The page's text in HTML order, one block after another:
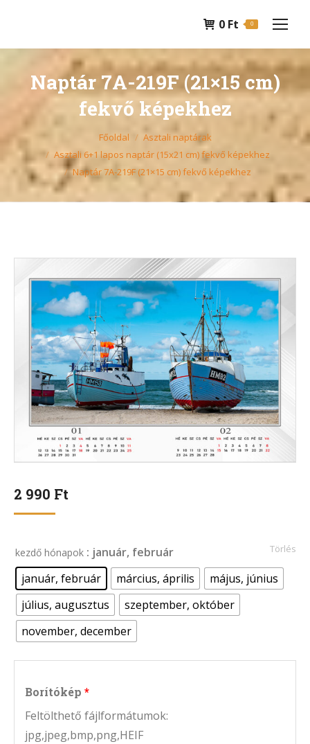
0 Ft 0
Naptár 7A-219F (21×15 cm)
fekvő képekhez
You are here: Főoldal
Asztali naptárak
Asztali 6+1 lapos naptár (15x21 cm) fekvő képekhez
Naptár 7A-219F (21×15 cm) fekvő képekhez
2 990 Ft
kezdő hónapok : január, február
január, február
március, április
május, június
július, augusztus
szeptember, október
november, december
Törlés
Borítókép
Feltölthető fájlformátumok:
jpg,jpeg,bmp,png,HEIF